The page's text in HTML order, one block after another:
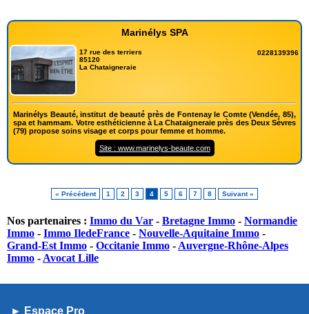
Marinélys SPA
17 rue des terriers
85120
La Chataigneraie
0228139396
Marinélys Beauté, institut de beauté près de Fontenay le Comte (Vendée, 85),
spa et hammam. Votre esthéticienne à La Chataigneraie près des Deux Sèvres
(79) propose soins visage et corps pour femme et homme.
Site : www.marinelys-beaute.com
« Précédent 1 2 3 4 5 6 7 8 Suivant »
Nos partenaires : Immo du Var - Bretagne Immo - Normandie
Immo - Immo IledeFrance - Nouvelle-Aquitaine Immo -
Grand-Est Immo - Occitanie Immo - Auvergne-Rhône-Alpes
Immo - Avocat Lille
► Espace Pro